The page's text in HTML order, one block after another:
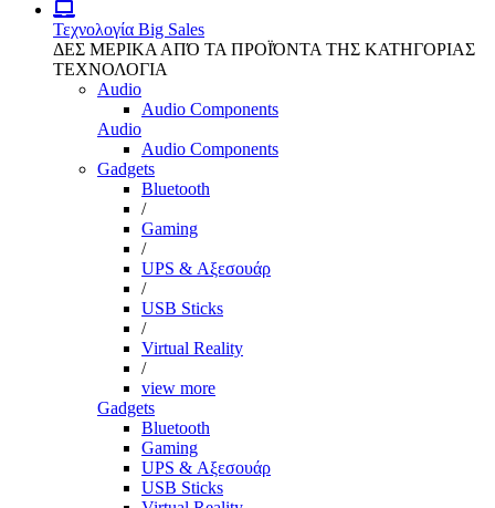
Τεχνολογία Big Sales
ΔΕΣ ΜΕΡΙΚΑ ΑΠΌ ΤΑ ΠΡΟΪΌΝΤΑ ΤΗΣ ΚΑΤΗΓΟΡΙΑΣ
ΤΕΧΝΟΛΟΓΙΑ
Audio
Audio Components
Audio
Audio Components
Gadgets
Bluetooth
/
Gaming
/
UPS & Αξεσουάρ
/
USB Sticks
/
Virtual Reality
/
view more
Gadgets
Bluetooth
Gaming
UPS & Αξεσουάρ
USB Sticks